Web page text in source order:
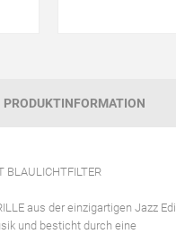
PRODUKTINFORMATION
BLAULICHTFILTER
aus der einzigartigen
und besticht durch eine